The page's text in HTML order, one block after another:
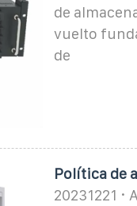
de
vuelto
de
Política de
20231221